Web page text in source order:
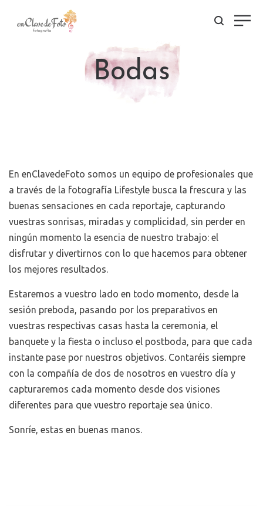
Bodas
En enClavedeFoto somos un equipo de profesionales que
a través de la fotografía Lifestyle busca la frescura y las
buenas sensaciones en cada reportaje, capturando
vuestras sonrisas, miradas y complicidad, sin perder en
ningún momento la esencia de nuestro trabajo: el
disfrutar y divertirnos con lo que hacemos para obtener
los mejores resultados.
Estaremos a vuestro lado en todo momento, desde la
sesión preboda, pasando por los preparativos en
vuestras respectivas casas hasta la ceremonia, el
banquete y la fiesta o incluso el postboda, para que cada
instante pase por nuestros objetivos. Contaréis siempre
con la compañía de dos de nosotros en vuestro día y
capturaremos cada momento desde dos visiones
diferentes para que vuestro reportaje sea único.
Sonríe, estas en buenas manos.